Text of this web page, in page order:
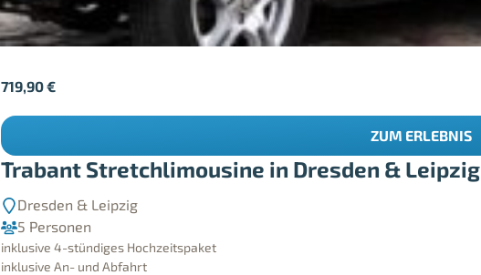
Trabant Stretchlimousine in Dresden & Leipzig
Dresden & Leipzig
5 Personen
inklusive 4-stündiges Hochzeitspaket
inklusive An- und Abfahrt
719,90€
ZUM ERLEBNIS